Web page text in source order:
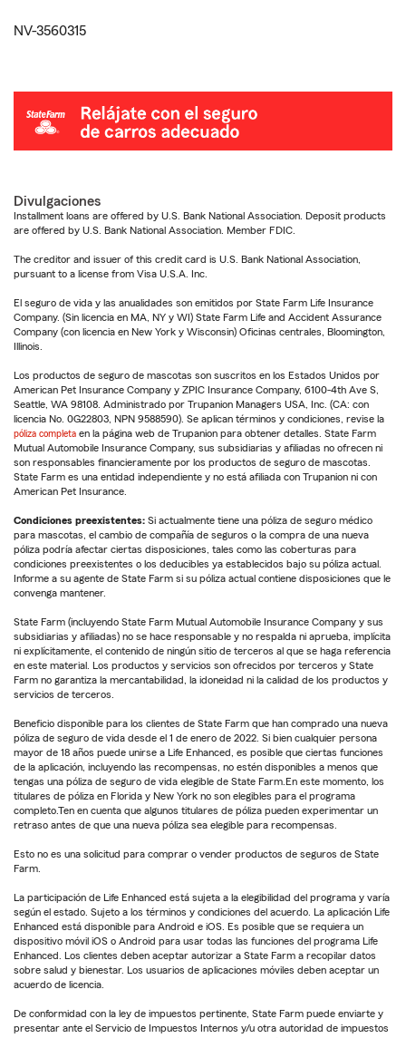
NV-3560315
Divulgaciones
Installment loans are offered by U.S. Bank National Association. Deposit products
are offered by U.S. Bank National Association. Member FDIC.
The creditor and issuer of this credit card is U.S. Bank National Association,
pursuant to a license from Visa U.S.A. Inc.
El seguro de vida y las anualidades son emitidos por State Farm Life Insurance
Company. (Sin licencia en MA, NY y WI) State Farm Life and Accident Assurance
Company (con licencia en New York y Wisconsin) Oficinas centrales, Bloomington,
Illinois.
Los productos de seguro de mascotas son suscritos en los Estados Unidos por
American Pet Insurance Company y ZPIC Insurance Company, 6100-4th Ave S,
Seattle, WA 98108. Administrado por Trupanion Managers USA, Inc. (CA: con
licencia No. 0G22803, NPN 9588590). Se aplican términos y condiciones, revise la
póliza completa en la página web de Trupanion para obtener detalles. State Farm
Mutual Automobile Insurance Company, sus subsidiarias y afiliadas no ofrecen ni
son responsables financieramente por los productos de seguro de mascotas.
State Farm es una entidad independiente y no está afiliada con Trupanion ni con
American Pet Insurance.
Condiciones preexistentes: Si actualmente tiene una póliza de seguro médico
para mascotas, el cambio de compañía de seguros o la compra de una nueva
póliza podría afectar ciertas disposiciones, tales como las coberturas para
condiciones preexistentes o los deducibles ya establecidos bajo su póliza actual.
Informe a su agente de State Farm si su póliza actual contiene disposiciones que le
convenga mantener.
State Farm (incluyendo State Farm Mutual Automobile Insurance Company y sus
subsidiarias y afiliadas) no se hace responsable y no respalda ni aprueba, implícita
ni explícitamente, el contenido de ningún sitio de terceros al que se haga referencia
en este material. Los productos y servicios son ofrecidos por terceros y State
Farm no garantiza la mercantabilidad, la idoneidad ni la calidad de los productos y
servicios de terceros.
Beneficio disponible para los clientes de State Farm que han comprado una nueva
póliza de seguro de vida desde el 1 de enero de 2022. Si bien cualquier persona
mayor de 18 años puede unirse a Life Enhanced, es posible que ciertas funciones
de la aplicación, incluyendo las recompensas, no estén disponibles a menos que
tengas una póliza de seguro de vida elegible de State Farm.En este momento, los
titulares de póliza en Florida y New York no son elegibles para el programa
completo.Ten en cuenta que algunos titulares de póliza pueden experimentar un
retraso antes de que una nueva póliza sea elegible para recompensas.
Esto no es una solicitud para comprar o vender productos de seguros de State
Farm.
La participación de Life Enhanced está sujeta a la elegibilidad del programa y varía
según el estado. Sujeto a los términos y condiciones del acuerdo. La aplicación Life
Enhanced está disponible para Android e iOS. Es posible que se requiera un
dispositivo móvil iOS o Android para usar todas las funciones del programa Life
Enhanced. Los clientes deben aceptar autorizar a State Farm a recopilar datos
sobre salud y bienestar. Los usuarios de aplicaciones móviles deben aceptar un
acuerdo de licencia.
De conformidad con la ley de impuestos pertinente, State Farm puede enviarte y
presentar ante el Servicio de Impuestos Internos y/u otra autoridad de impuestos